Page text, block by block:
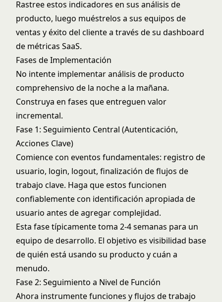
Rastree estos indicadores en sus análisis de
producto, luego muéstrelos a sus equipos de
ventas y éxito del cliente a través de su dashboard
de métricas SaaS.
Fases de Implementación
No intente implementar análisis de producto
comprehensivo de la noche a la mañana.
Construya en fases que entreguen valor
incremental.
Fase 1: Seguimiento Central (Autenticación,
Acciones Clave)
Comience con eventos fundamentales: registro de
usuario, login, logout, finalización de flujos de
trabajo clave. Haga que estos funcionen
confiablemente con identificación apropiada de
usuario antes de agregar complejidad.
Esta fase típicamente toma 2-4 semanas para un
equipo de desarrollo. El objetivo es visibilidad base
de quién está usando su producto y cuán a
menudo.
Fase 2: Seguimiento a Nivel de Función
Ahora instrumente funciones y flujos de trabajo